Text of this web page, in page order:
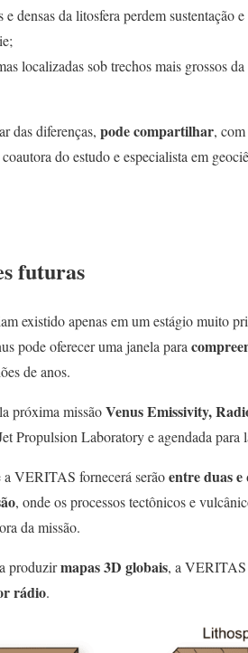
e densas da litosfera perdem sustentação
localizadas sob trechos mais grossos
das diferenças, pode compartilhar,
do estudo e especialista em
futuras
existido apenas em um estágio muito
pode oferecer uma janela para
de anos.
próxima missãoVenus Emissivity,
Propulsion Laboratory e agendada para
a VERITAS fornecerá serãoentre duas e
, onde os processos tectônicos e
da missão.
produzirmapas 3D globais, a VERITAS
rádio.